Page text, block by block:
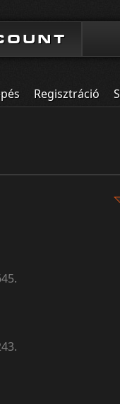
Regisztráció